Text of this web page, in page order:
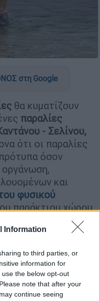
Information
to third parties, or
information for
the below opt-out
note that after your
continue seeing
στη Google
θα κυματίζουν
παραλίες
- Σελίνου,
ότι οι παραλίες
όσον
οργάνωση,
και
φυσικού
παράκτιου χώρου
), Εθνικό
ακτών,